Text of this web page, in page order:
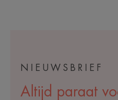
NIEUWSBRIEF
Altijd paraat